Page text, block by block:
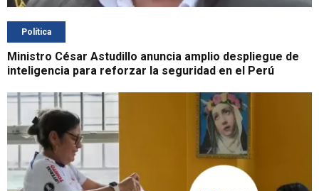
Política
Ministro César Astudillo anuncia amplio despliegue de
inteligencia para reforzar la seguridad en el Perú